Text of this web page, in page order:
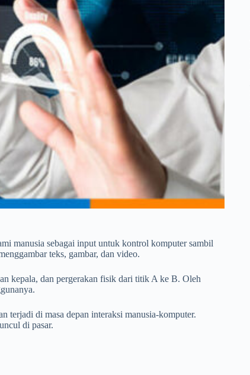
manusia sebagai input untuk kontrol komputer sambil
teks, gambar, dan video.
kepala, dan pergerakan fisik dari titik A ke B. Oleh
terjadi di masa depan interaksi manusia-komputer.
di pasar.